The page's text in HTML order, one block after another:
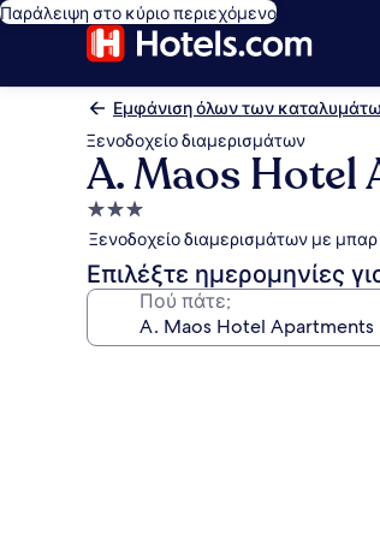
Παράλειψη στο κύριο περιεχόμενο
Εμφάνιση όλων των
Ξενοδοχείο διαμερισμάτων
A. Maos Hotel
Κατάλυμα
με
3.0
αστέρια
Ξενοδοχείο διαμερισμάτων με
Επιλέξτε ημερομηνίες
Πού πάτε;